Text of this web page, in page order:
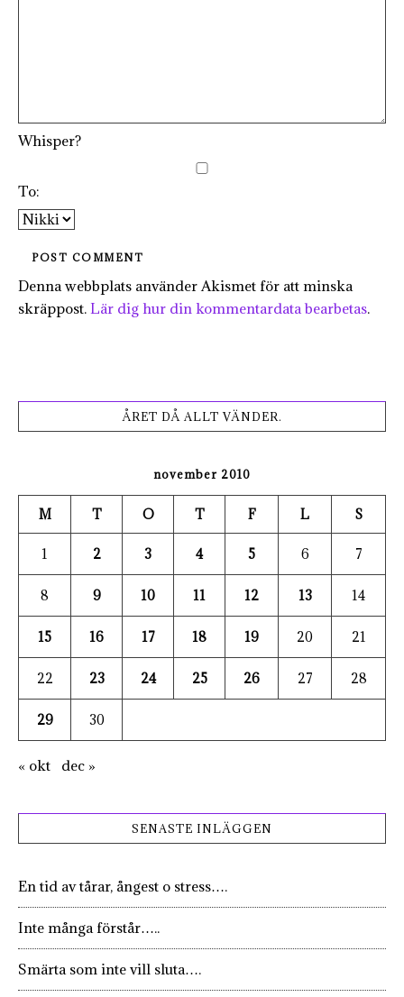
Whisper?
To:
Denna webbplats använder Akismet för att minska
skräppost. Lär dig hur din kommentardata bearbetas.
ÅRET DÅ ALLT VÄNDER.
november 2010
M T O T F L S
1 2 3 4 5 6 7
8 9 10 11 12 13 14
15 16 17 18 19 20 21
22 23 24 25 26 27 28
29 30
« okt dec »
SENASTE INLÄGGEN
En tid av tårar, ångest o stress….
Inte många förstår…..
Smärta som inte vill sluta….